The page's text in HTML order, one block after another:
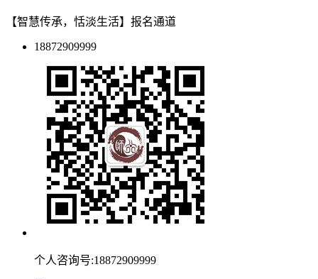
【智慧传承，恬淡生活】报名通道
18872909999
个人咨询号:18872909999